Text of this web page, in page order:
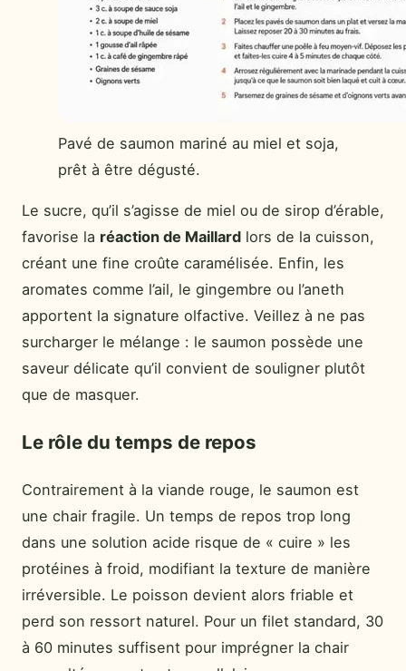
Pavé de saumon mariné au miel et soja,
prêt à être dégusté.
Le sucre, qu’il s’agisse de miel ou de sirop d’érable,
favorise la réaction de Maillard lors de la cuisson,
créant une fine croûte caramélisée. Enfin, les
aromates comme l’ail, le gingembre ou l’aneth
apportent la signature olfactive. Veillez à ne pas
surcharger le mélange : le saumon possède une
saveur délicate qu’il convient de souligner plutôt
que de masquer.
Le rôle du temps de repos
Contrairement à la viande rouge, le saumon est
une chair fragile. Un temps de repos trop long
dans une solution acide risque de « cuire » les
protéines à froid, modifiant la texture de manière
irréversible. Le poisson devient alors friable et
perd son ressort naturel. Pour un filet standard, 30
à 60 minutes suffisent pour imprégner la chair